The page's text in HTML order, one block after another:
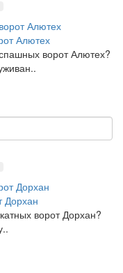
Алютех
ворот Алютех?
Дорхан
ворот Дорхан?